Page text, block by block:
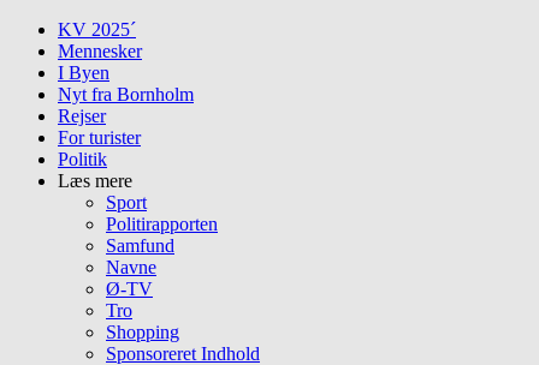
KV 2025´
Mennesker
I Byen
Nyt fra Bornholm
Rejser
For turister
Politik
Læs mere
Sport
Politirapporten
Samfund
Navne
Ø-TV
Tro
Shopping
Sponsoreret Indhold